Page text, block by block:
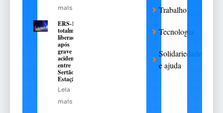
mais
ERS-135 é
totalmente
liberada
após
grave
acidente
entre
Sertão e
Estação
Leia
mais
Trabalho
Tecnologia
Solidariedade
e ajuda